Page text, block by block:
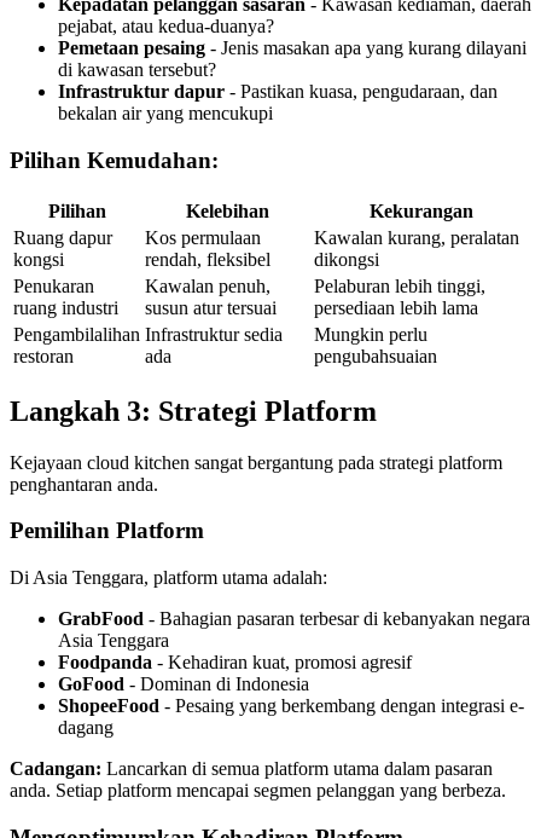
Kepadatan pelanggan sasaran - Kawasan kediaman, daerah
pejabat, atau kedua-duanya?
Pemetaan pesaing - Jenis masakan apa yang kurang dilayani
di kawasan tersebut?
Infrastruktur dapur - Pastikan kuasa, pengudaraan, dan
bekalan air yang mencukupi
Pilihan Kemudahan:
Pilihan Kelebihan
Kekurangan
Ruang dapur
kongsi
Kos permulaan
rendah, fleksibel
Kawalan kurang, peralatan
dikongsi
Penukaran
ruang industri
Kawalan penuh,
susun atur tersuai
Pelaburan lebih tinggi,
persediaan lebih lama
Pengambilalihan
restoran
Infrastruktur sedia
ada
Mungkin perlu
pengubahsuaian
Langkah 3: Strategi Platform
Kejayaan cloud kitchen sangat bergantung pada strategi platform
penghantaran anda.
Pemilihan Platform
Di Asia Tenggara, platform utama adalah:
GrabFood - Bahagian pasaran terbesar di kebanyakan negara
Asia Tenggara
Foodpanda - Kehadiran kuat, promosi agresif
GoFood - Dominan di Indonesia
ShopeeFood - Pesaing yang berkembang dengan integrasi e-
dagang
Cadangan: Lancarkan di semua platform utama dalam pasaran
anda. Setiap platform mencapai segmen pelanggan yang berbeza.